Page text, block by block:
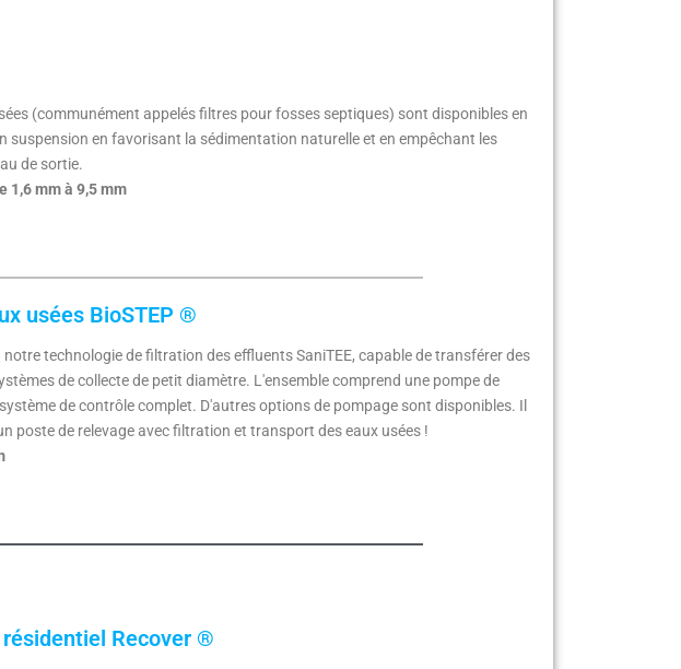
(communément appelés filtres pour fosses septiques) sont disponibles en
suspension en favorisant la sédimentation naturelle et en empêchant les
de sortie.
1,6 mm à 9,5 mm
usées BioSTEP ®
technologie de filtration des effluents SaniTEE, capable de transférer des
de collecte de petit diamètre. L'ensemble comprend une pompe de
de contrôle complet. D'autres options de pompage sont disponibles. Il
poste de relevage avec filtration et transport des eaux usées !
Recover ®